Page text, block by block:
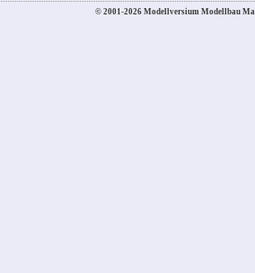
© 2001-2026 Modellversium Modellbau